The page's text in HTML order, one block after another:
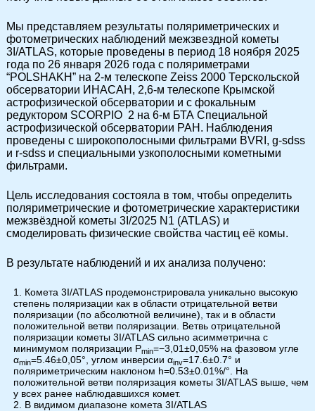
Мы представляем результаты поляриметрических и
фотометрических наблюдений межзвездной кометы
3I/ATLAS, которые проведены в период 18 ноября 2025
года по 26 января 2026 года с поляриметрами
“POLSHAKH” на 2-м телескопе Zeiss 2000 Терскольской
обсерватории ИНАСАН, 2,6-м телескопе Крымской
астрофизической обсерватории и с фокальным
редуктором SCORPIO 2 на 6-м БТА Специальной
астрофизической обсерватории РАН. Наблюдения
проведены с широкополосными фильтрами ВVRI, g-sdss
и r-sdss и специальными узкополосными кометными
фильтрами.
Цель исследования состояла в том, чтобы определить
поляриметрические и фотометрические характеристики
межзвёздной кометы 3I/2025 N1 (ATLAS) и
смоделировать физические свойства частиц её комы.
В результате наблюдений и их анализа получено:
Комета 3I/ATLAS продемонстрировала уникально высокую
степень поляризации как в области отрицательной ветви
поляризации (по абсолютной величине), так и в области
положительной ветви поляризации. Ветвь отрицательной
поляризации кометы 3I/ATLAS сильно асимметрична с
минимумом поляризации Pmin=−3,01±0,05% на фазовом угле
αmin=5.46±0,05°, углом инверсии αinv=17.6±0.7° и
поляриметрическим наклоном h=0.53±0.01%/°. На
положительной ветви поляризация кометы 3I/ATLAS выше, чем
у всех ранее наблюдавшихся комет.
В видимом диапазоне комета 3I/ATLAS